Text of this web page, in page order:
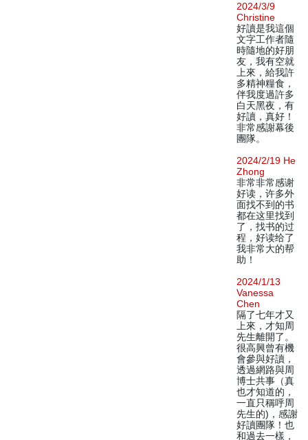
2024/3/9
Christine
好讀是我這個
文字工作者隨
時隨地的好朋
友，我有空就
上來，給我許
多精神糧食，
伴我度過許多
白天黑夜，有
好讀，真好！
非常感謝幕後
團隊。
2024/2/19 He
Zhong
非常非常感谢
好读，许多外
面找不到的书
都在这里找到
了，找书的过
程，好读给了
我非常大的帮
助！
2024/1/13
Vanessa
Chen
隔了七年才又
上來，才知周
先生離開了。
很高興曾有機
會參與好讀，
透過網路與周
博士共事（真
也才知道的，
一直只稱呼周
先生的)，感謝
好讀團隊！也
和過去一樣，